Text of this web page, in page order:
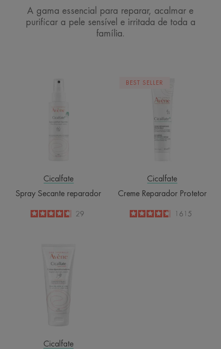
A gama essencial para reparar, acalmar e
purificar a pele sensível e irritada de toda a
família.
Cicalfate
Spray Secante reparador
4.7
/
5
29
Reparador
Protetor
BEST SELLER
Cicalfate
Creme Reparador Protetor
4.6
/51615
Creme
reparador,
efeito
barreira
Cicalfate